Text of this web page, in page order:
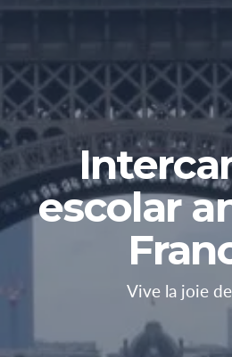
escolar
Vive la joie